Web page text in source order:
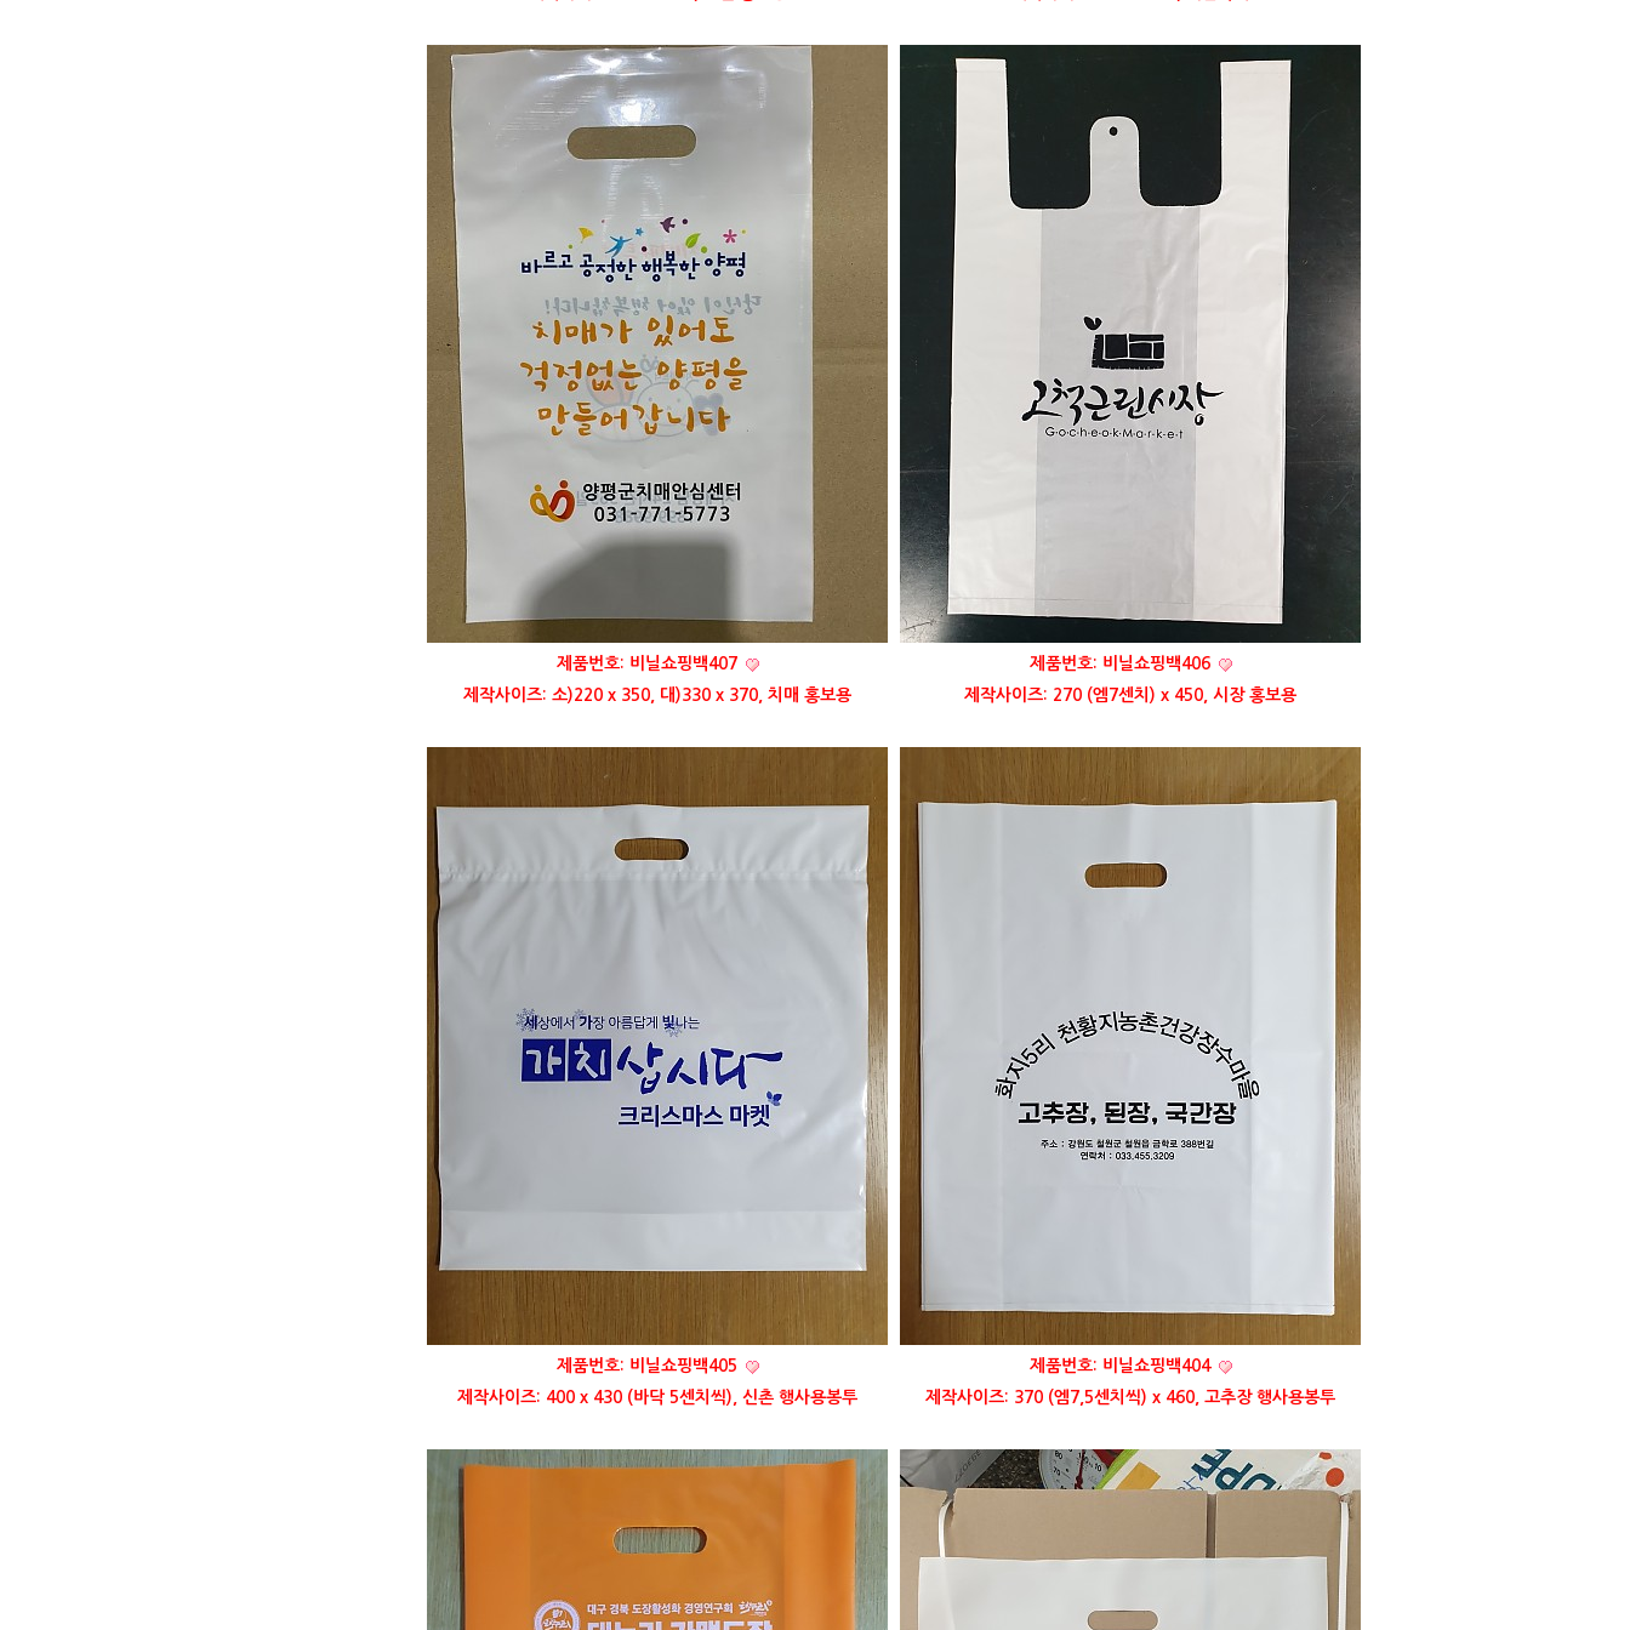
제품번호: 비닐쇼핑백407
제작사이즈: 소)220 x 350, 대)330 x 370, 치매 홍보용
제품번호: 비닐쇼핑백406
제작사이즈: 270 (엠7센치) x 450, 시장 홍보용
제품번호: 비닐쇼핑백405
제작사이즈: 400 x 430 (바닥 5센치씩), 신촌 행사용봉투
제품번호: 비닐쇼핑백404
제작사이즈: 370 (엠7,5센치씩) x 460, 고추장 행사용봉투